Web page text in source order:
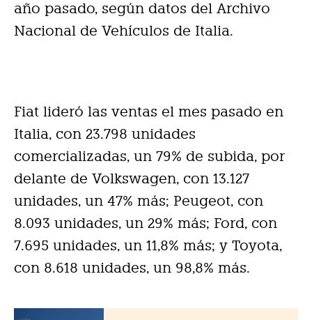
año pasado, según datos del Archivo
Nacional de Vehículos de Italia.
Fiat lideró las ventas el mes pasado en
Italia, con 23.798 unidades
comercializadas, un 79% de subida, por
delante de Volkswagen, con 13.127
unidades, un 47% más; Peugeot, con
8.093 unidades, un 29% más; Ford, con
7.695 unidades, un 11,8% más; y Toyota,
con 8.618 unidades, un 98,8% más.